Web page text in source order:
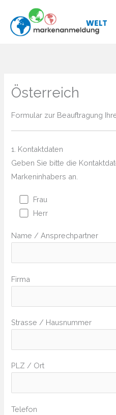
Inhalt
springen
Österreich
Formular zur Beauftragung
1. Kontaktdaten
Geben Sie bitte die
Markeninhabers an.
Frau
Herr
Name / Ansprechpartner
Firma
Strasse / Hausnummer
PLZ / Ort
Telefon